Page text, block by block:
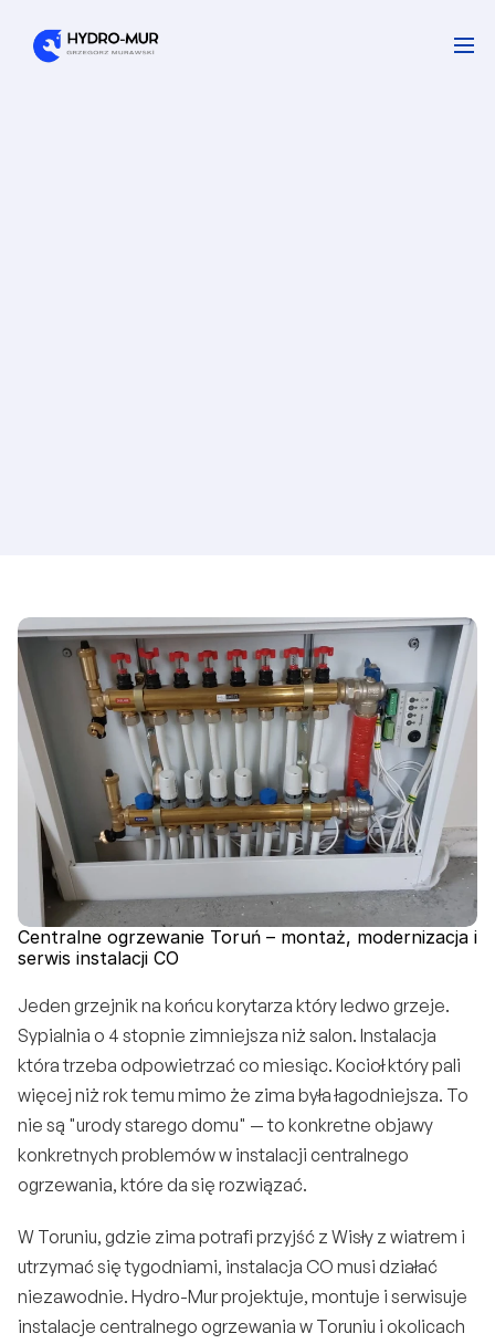
Centralne ogrzewanie Toruń – montaż, modernizacja i
serwis instalacji CO
Jeden grzejnik na końcu korytarza który ledwo grzeje.
Sypialnia o 4 stopnie zimniejsza niż salon. Instalacja
która trzeba odpowietrzać co miesiąc. Kocioł który pali
więcej niż rok temu mimo że zima była łagodniejsza. To
nie są "urody starego domu" — to konkretne objawy
konkretnych problemów w instalacji centralnego
ogrzewania, które da się rozwiązać.
W Toruniu, gdzie zima potrafi przyjść z Wisły z wiatrem i
utrzymać się tygodniami, instalacja CO musi działać
niezawodnie. Hydro-Mur projektuje, montuje i serwisuje
instalacje centralnego ogrzewania w Toruniu i okolicach